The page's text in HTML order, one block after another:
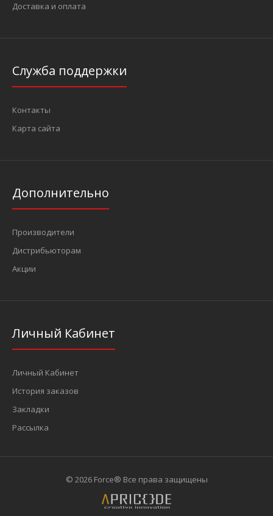
Доставка и оплата
Служба поддержки
Контакты
Карта сайта
Дополнительно
Производители
Дистрибьюторам
Акции
Личный Кабинет
Личный Кабинет
История заказов
Закладки
Рассылка
© 2026 Force® Все права защищены